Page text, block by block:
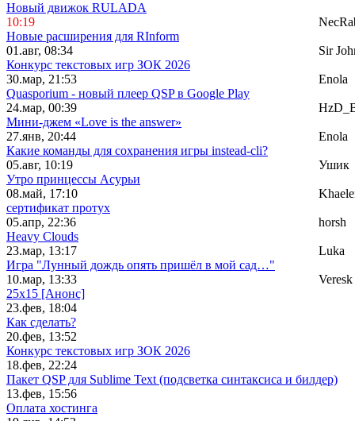
Новый движок RULADA
10:19
Новые расширения для RInform
01.авг, 08:34
Sir
Конкурс текстовых игр ЗОК 2026
30.мар, 21:53
Enola
Quasporium - новый плеер QSP в Google Play
24.мар, 00:39
Мини-джем «Love is the answer»
27.янв, 20:44
Enola
Какие команды для сохранения игры instead-cli?
05.авг, 10:19
Ушик
Утро принцессы Асурьи
08.май, 17:10
сертификат протух
05.апр, 22:36
horsh
Heavy Clouds
23.мар, 13:17
Luka
Игра "Лунный дождь опять пришёл в мой сад…"
10.мар, 13:33
Veresk
25x15 [Анонс]
23.фев, 18:04
Как сделать?
20.фев, 13:52
Конкурс текстовых игр ЗОК 2026
18.фев, 22:24
Пакет QSP для Sublime Text (подсветка синтаксиса и билдер)
13.фев, 15:56
Оплата хостинга